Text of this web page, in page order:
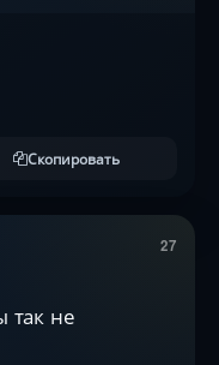
Скопировать
27
так не